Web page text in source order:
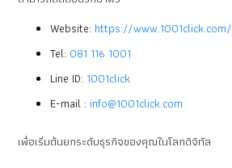
Website: https://www.1001click.com/
Tel: 081 116 1001
Line ID: 1001click
E-mail : info@1001click.com
เพื่อเริ่มต้นยกระดับธุรกิจของคุณในโลกดิจิทัล